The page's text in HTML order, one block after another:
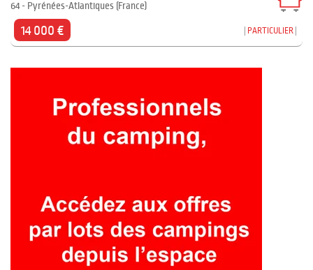
64 - Pyrénées-Atlantiques (France)
14 000 € PARTICULIER